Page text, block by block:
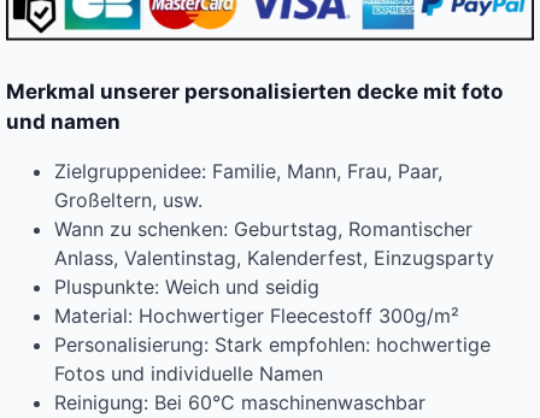
Merkmal unserer personalisierten decke mit foto
und namen
Zielgruppenidee: Familie, Mann, Frau, Paar,
Großeltern, usw.
Wann zu schenken: Geburtstag, Romantischer
Anlass, Valentinstag, Kalenderfest, Einzugsparty
Pluspunkte: Weich und seidig
Material: Hochwertiger Fleecestoff 300g/m²
Personalisierung: Stark empfohlen: hochwertige
Fotos und individuelle Namen
Reinigung: Bei 60°C maschinenwaschbar